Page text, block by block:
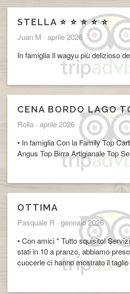
STELLA ⭐ ⭐ ⭐ ⭐ ⭐
Juan M · aprile 2026
In famiglia Il wagyu più delizioso
​CENA BORDO LAGO
Rolla · aprile 2026
• In famiglia Con la Family Top
Angus Top Birra Artigianale Top
OTTIMA
Pasquale R · gennaio 2026
• Con amici * Tutto squisito!
stati in 10 a pranzo, abbiamo
cuocerle ci hanno mostrato il